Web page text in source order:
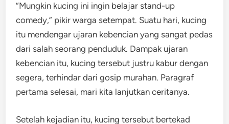
“Mungkin kucing ini ingin belajar stand-up
comedy,” pikir warga setempat. Suatu hari, kucing
itu mendengar ujaran kebencian yang sangat pedas
dari salah seorang penduduk. Dampak ujaran
kebencian itu, kucing tersebut justru kabur dengan
segera, terhindar dari gosip murahan. Paragraf
pertama selesai, mari kita lanjutkan ceritanya.
Setelah kejadian itu, kucing tersebut bertekad